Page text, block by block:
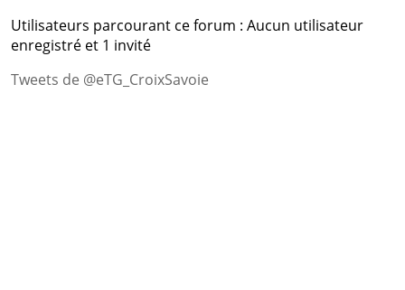
Utilisateurs parcourant ce forum : Aucun utilisateur
enregistré et 1 invité
Tweets de @eTG_CroixSavoie